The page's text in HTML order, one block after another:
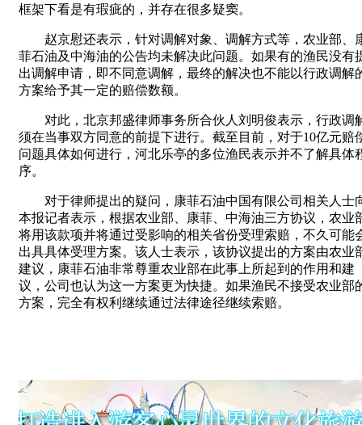
框架下看是有瑕疵的，并存在很多疑窦。
赵京慰还表示，针对调解对象、调解方式等，农业部、
菲石油及中海油的公告均未解决此问题。如果有的渔民没有
出调解申请，即不同意调解，最终的解决也不能以行政调解
方案给予其一定的赔偿数额。
对此，北京邦盛律师事务所合伙人刘明俊表示，行政调
须在当事双方同意的前提下进行。截至目前，对于10亿元赔
问题具体如何进行，河北乐亭的多位渔民表示并不了解具体
序。
对于律师提出的疑问，康菲石油中国有限公司相关人士
本报记者表示，根据农业部、康菲、中海油三方协议，农业
将用该款项并将通过受影响的相关省份受理索赔，不久可能
出具具体受理方案。该人士表示，该协议提出的方案由农业
建议，康菲石油非常尊重农业部在此事上所起到的作用和建
议，公司也认为这一方案更为快捷。如果渔民不接受农业部
方案，完全有权利继续通过法律途径继续索赔。